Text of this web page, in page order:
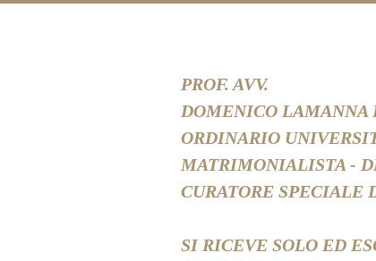
PROF. AVV.
DOMENICO LAMANNA
ORDINARIO
MATRIMONIALISTA -
CURATORE SPECIALE
SI RICEVE SOLO ED